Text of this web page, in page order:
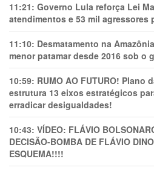
11:21: Governo Lula reforça Lei
atendimentos e 53 mil agressores
11:10: Desmatamento na
menor patamar desde 2016 sob o
10:59: RUMO AO FUTURO! Plano
estrutura 13 eixos estratégicos
erradicar desigualdades!
10:43: VÍDEO: FLÁVIO
DECISÃO-BOMBA DE FLÁVIO
ESQUEMA!!!!